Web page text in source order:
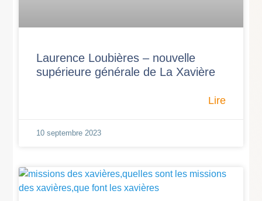
Laurence Loubières – nouvelle
supérieure générale de La Xavière
Lire
10 septembre 2023